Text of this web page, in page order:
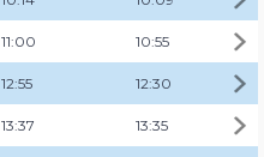
11:00 10:55
12:55 12:30
13:37 13:35